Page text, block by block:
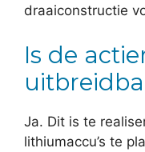
draaiconstructie
Is de
Ja. Dit is te
lithiumaccu’s te